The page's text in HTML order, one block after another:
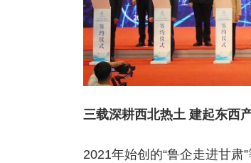
三载深耕西北热土 建起东西
2021年始创的“鲁企走进甘